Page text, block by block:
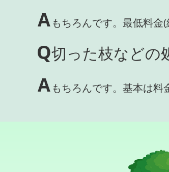
Aもちろんです。最低料金
Q切った枝などの
Aもちろんです。基本は料